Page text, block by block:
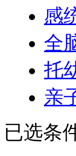
感
全
托
亲
已选条